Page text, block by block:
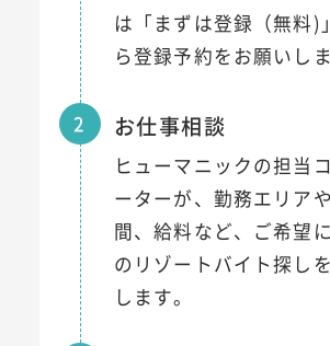
は「まずは登録（無料)
ら登録予約をお願いしま
2 お仕事相談
ヒューマニックの担当
ーターが、勤務エリア
間、給料など、ご希望
のリゾートバイト探し
します。